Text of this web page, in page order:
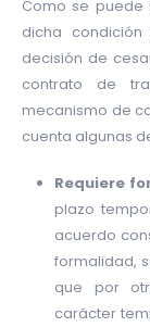
Como se puede
dicha
decisión de
contrato de
mecanismo de
cuenta algunas
Requiere
plazo
acuerdo
formalidad,
que por
carácter